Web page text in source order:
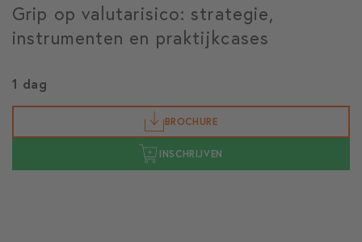
Grip op valutarisico: strategie,
instrumenten en praktijkcases
1 dag
BROCHURE
INSCHRIJVEN